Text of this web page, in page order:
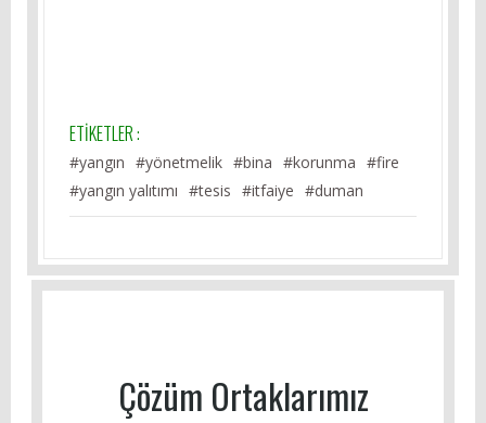
ETİKETLER :
#yangın #yönetmelik #bina #korunma #fire
#yangın yalıtımı #tesis #itfaiye #duman
Çözüm Ortaklarımız